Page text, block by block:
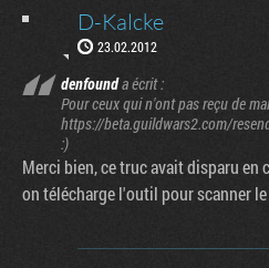
D-Kalcke
23.02.2012
denfounda écrit :
Pour ceux qui n'ont pas reçu de
https://beta.guildwars2.com/
:)
Merci bien, ce truc avait disparu en
on télécharge l'outil pour scanner